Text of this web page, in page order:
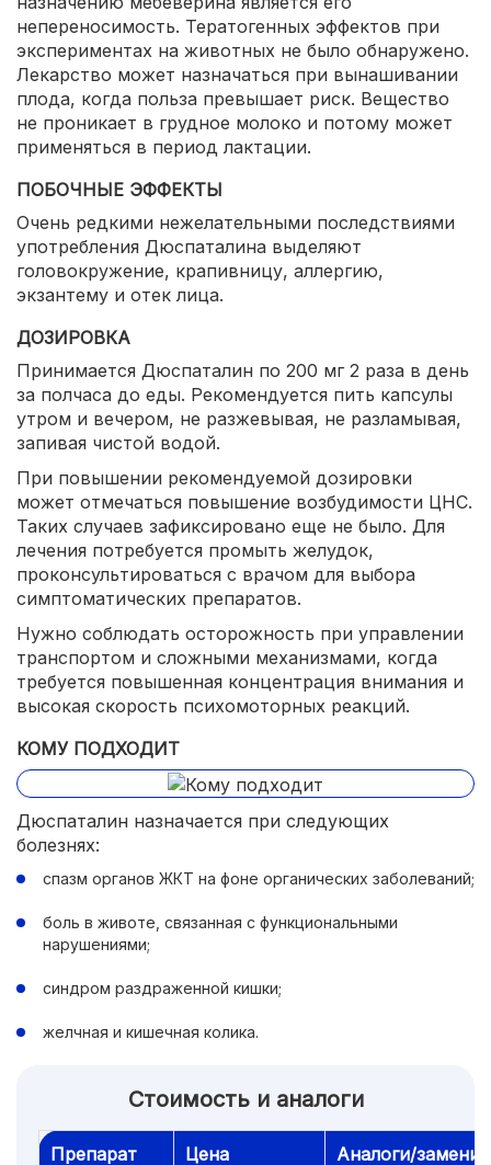
непереносимость. Тератогенных эффектов при
экспериментах на животных не было обнаружено.
Лекарство может назначаться при вынашивании
плода, когда польза превышает риск. Вещество
не проникает в грудное молоко и потому может
применяться в период лактации.
ПОБОЧНЫЕ ЭФФЕКТЫ
Очень редкими нежелательными последствиями
употребления Дюспаталина выделяют
головокружение, крапивницу, аллергию,
экзантему и отек лица.
ДОЗИРОВКА
Принимается Дюспаталин по 200 мг 2 раза в день
за полчаса до еды. Рекомендуется пить капсулы
утром и вечером, не разжевывая, не разламывая,
запивая чистой водой.
При повышении рекомендуемой дозировки
может отмечаться повышение возбудимости ЦНС.
Таких случаев зафиксировано еще не было. Для
лечения потребуется промыть желудок,
проконсультироваться с врачом для выбора
симптоматических препаратов.
Нужно соблюдать осторожность при управлении
транспортом и сложными механизмами, когда
требуется повышенная концентрация внимания и
высокая скорость психомоторных реакций.
КОМУ ПОДХОДИТ
Дюспаталин назначается при следующих
болезнях:
спазм органов ЖКТ на фоне органических заболеваний;
боль в животе, связанная с функциональными
нарушениями;
синдром раздраженной кишки;
желчная и кишечная колика.
Стоимость и аналоги
Препарат Цена Аналоги/